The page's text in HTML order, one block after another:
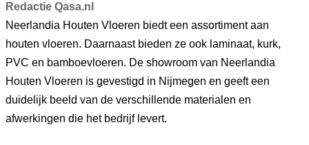
Redactie Qasa.nl
Neerlandia Houten Vloeren biedt een assortiment aan
houten vloeren. Daarnaast bieden ze ook laminaat, kurk,
PVC en bamboevloeren. De showroom van Neerlandia
Houten Vloeren is gevestigd in Nijmegen en geeft een
duidelijk beeld van de verschillende materialen en
afwerkingen die het bedrijf levert.